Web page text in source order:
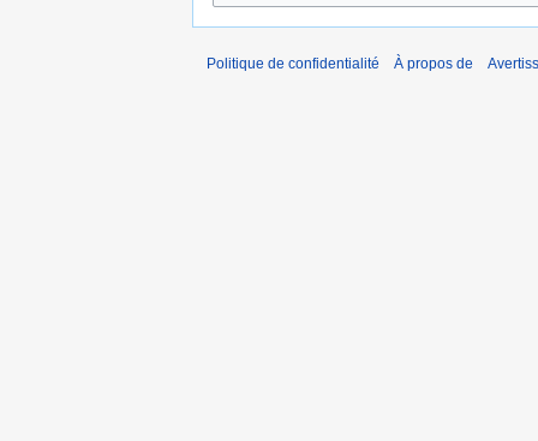
Politique de confidentialité À propos de